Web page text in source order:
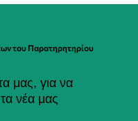
του Παρατηρητηρίου
μας, για να
νέα μας